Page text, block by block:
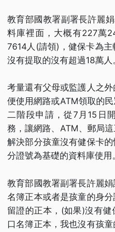
教育部國教署副署長許麗
料庫裡面，大概有227萬
7614人(請領)，健保卡為
沒有提取的沒有超過18萬人
考量還有父母或監護人之
便使用網路或ATM領取的
二階段申請，從7月15日
務，讓網路、ATM、郵局
解決部分孩童沒有健保卡
分證號為基礎的資料庫使用
教育部國教署副署長許麗
名簿正本或者是孩童的身
留證的正本，(如果)沒有
口名簿正本，我也沒有孩